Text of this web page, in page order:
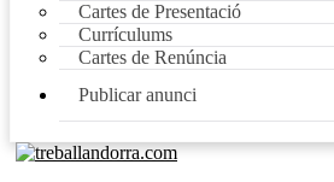
Cartes de Presentació
Currículums
Cartes de Renúncia
Publicar anunci